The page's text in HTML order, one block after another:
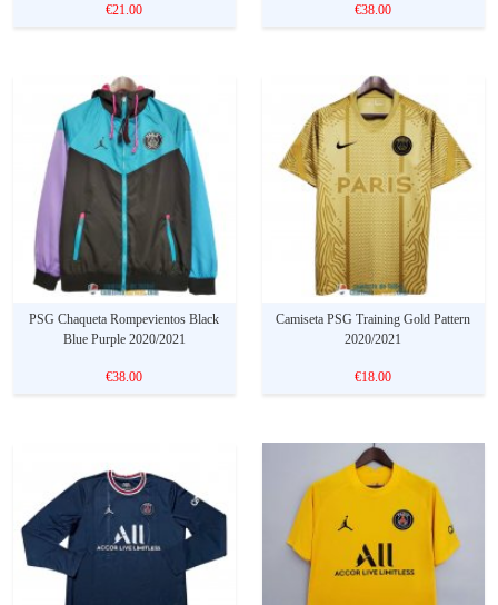
€21.00 €38.00
PSG Chaqueta Rompevientos Black
Blue Purple 2020/2021
€38.00
Camiseta PSG Training Gold Pattern
2020/2021
€18.00